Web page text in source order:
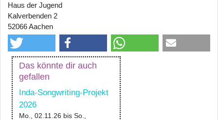
Haus der Jugend
Kalverbenden 2
52066 Aachen
Das könnte dir auch
gefallen
Inda-Songwriting-Projekt
2026
Mo., 02.11.26 bis So.,